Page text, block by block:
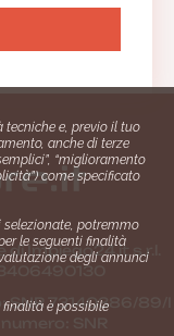
Impiego24.it s.r.l.
SNR 73140386/89/I
SNR
e, previo il tuo
anche di terze
“miglioramento
come specificato
potremmo
le seguenti finalità
degli annunci
è possibile